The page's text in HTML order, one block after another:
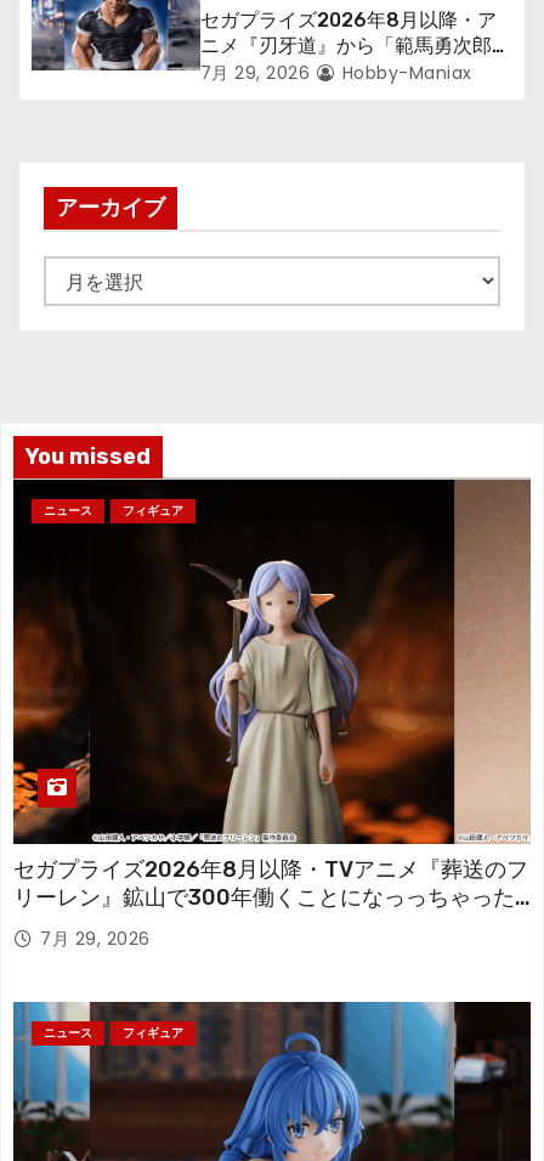
セガプライズ2026年8月以降・ア
ニメ『刃牙道』から「範馬勇次郎」
が登場ッッ!!
7月 29, 2026 Hobby-Maniax
アーカイブ
ー
You missed
ニュース フィギュア
セガプライズ2026年8月以降・TVアニメ『葬送のフ
リーレン』鉱山で300年働くことになっっちゃった
「フリーレン」を立体化！
7月 29, 2026
ニュース フィギュア